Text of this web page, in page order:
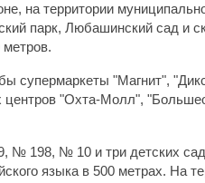
на территории
парк, Любашинский сад и
супермаркеты "Магнит",
центров "Охта-Молл",
№ 198, № 10 и три детских
языка в 500 метрах. На